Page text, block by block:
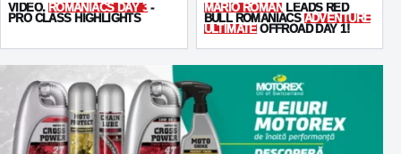
VIDEO. ROMANIACS DAY 3 -
PRO CLASS HIGHLIGHTS
MARIO ROMAN LEADS RED
BULL ROMANIACS ADVENTURE
ULTIMATEOFFROAD DAY 1!